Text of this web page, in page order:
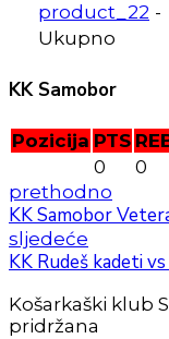
product_22 -
Ukupno
KK Samobor
Pozicija PTS
0
0
prethodno
KK Samobor
sljedeće
KK Rudeš kadeti
Košarkaški klub
pridržana